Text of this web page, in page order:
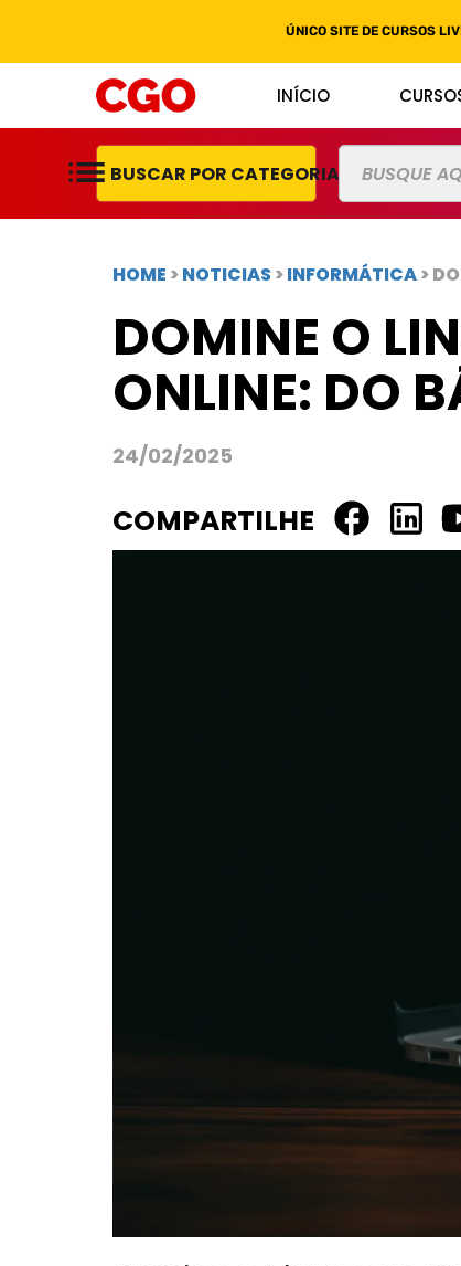
ÚNICO SITE DE CURSOS
INÍCIO
BUSCAR POR CATEGORIAS
HOME >NOTICIAS>INFORMÁTICA>
DOMINE O
ONLINE: DO
24/02/2025
COMPARTILHE